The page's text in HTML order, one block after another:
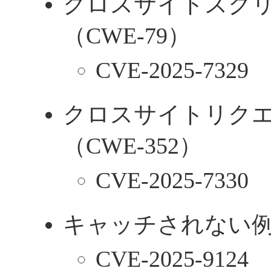
（CWE-79）
CVE-2025-7329
クロスサイトリク
（CWE-352）
CVE-2025-7330
キャッチされない
CVE-2025-9124